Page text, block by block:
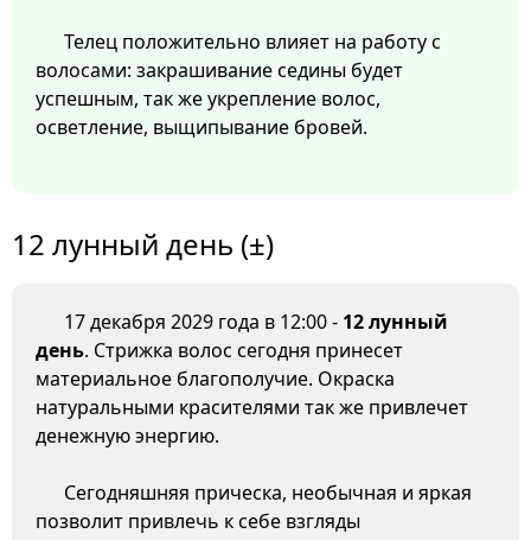
Телец положительно влияет на работу с
волосами: закрашивание седины будет
успешным, так же укрепление волос,
осветление, выщипывание бровей.
12 лунный день (±)
17 декабря 2029 года в 12:00 - 12 лунный
день. Стрижка волос сегодня принесет
материальное благополучие. Окраска
натуральными красителями так же привлечет
денежную энергию.
Сегодняшняя прическа, необычная и яркая
позволит привлечь к себе взгляды